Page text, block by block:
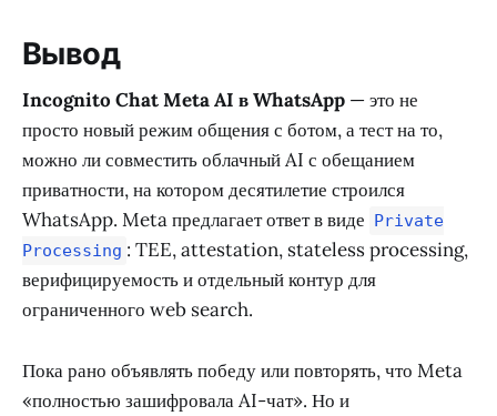
Вывод
Incognito Chat Meta AI в WhatsApp — это не
просто новый режим общения с ботом, а тест на то,
можно ли совместить облачный AI с обещанием
приватности, на котором десятилетие строился
WhatsApp. Meta предлагает ответ в виде
Private
Processing : TEE, attestation, stateless processing,
верифицируемость и отдельный контур для
ограниченного web search.
Пока рано объявлять победу или повторять, что Meta
«полностью зашифровала AI-чат». Но и